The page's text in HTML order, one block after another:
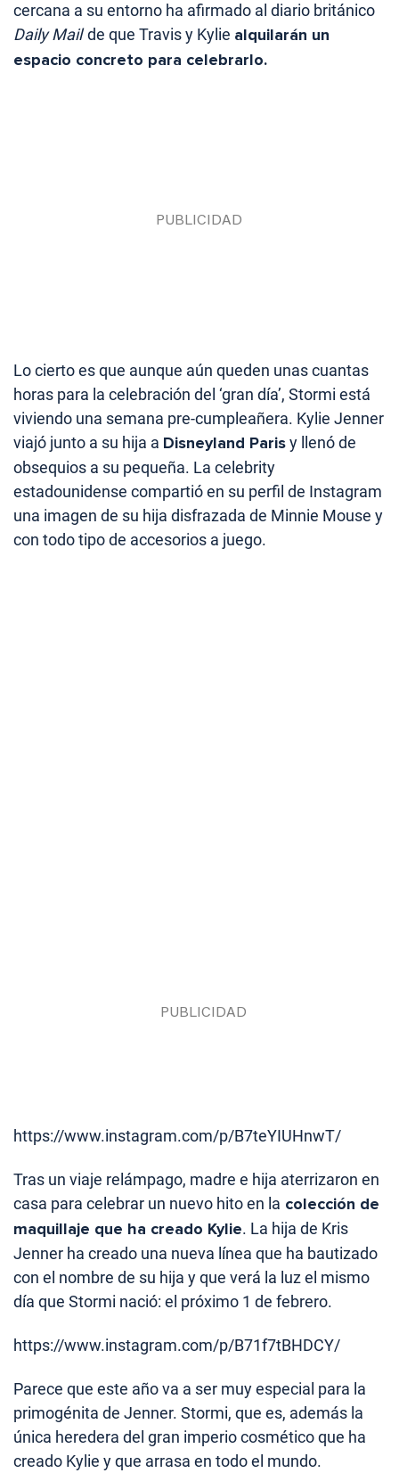
cercana a su entorno ha afirmado al diario británico
Daily Mailde que Travis y Kylie alquilarán un
espacio concreto para celebrarlo.
Lo cierto es que aunque aún queden unas cuantas
horas para la celebración del ‘gran día’, Stormi está
viviendo una semana pre-cumpleañera. Kylie Jenner
viajó junto a su hija a Disneyland Parisy llenó de
obsequios a su pequeña. La celebrity
estadounidense compartió en su perfil de Instagram
una imagen de su hija disfrazada de Minnie Mouse y
con todo tipo de accesorios a juego.
https://www.instagram.com/p/B7teYIUHnwT/
Tras un viaje relámpago, madre e hija aterrizaron en
casa para celebrar un nuevo hito en la colección de
maquillaje que ha creado Kylie. La hija de Kris
Jenner ha creado una nueva línea que ha bautizado
con el nombre de su hija y que verá la luz el mismo
día que Stormi nació: el próximo 1 de febrero.
https://www.instagram.com/p/B71f7tBHDCY/
Parece que este año va a ser muy especial para la
primogénita de Jenner. Stormi, que es, además la
única heredera del gran imperio cosmético que ha
creado Kylie y que arrasa en todo el mundo.